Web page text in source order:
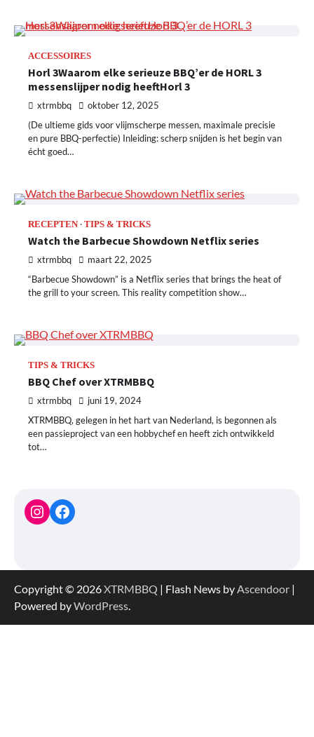
ACCESSOIRES
Horl 3Waarom elke serieuze BBQ’er de HORL 3
messenslijper nodig heeftHorl 3
xtrmbbq oktober 12, 2025
(De ultieme gids voor vlijmscherpe messen, maximale precisie
en pure BBQ-perfectie) Inleiding: scherp snijden is het begin van
écht goed…
RECEPTEN TIPS & TRICKS
Watch the Barbecue Showdown Netflix series
xtrmbbq maart 22, 2025
“Barbecue Showdown” is a Netflix series that brings the heat of
the grill to your screen. This reality competition show…
TIPS & TRICKS
BBQ Chef over XTRMBBQ
xtrmbbq juni 19, 2024
XTRMBBQ, gelegen in het hart van Nederland, is begonnen als
een passieproject van een hobbychef en heeft zich ontwikkeld
tot…
Instagram
Facebook
Copyright © 2026XTRMBBQ | Flash News byAscendoor |
Powered byWordPress.